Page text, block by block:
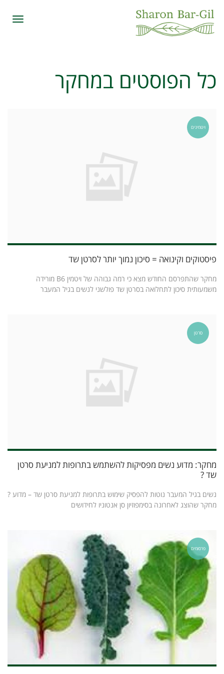
כל הפוסטים במחקר
ויטמינים
פיסטוקים וקינואה = סיכון נמוך יותר לסרטן שד
מחקר שהתפרסם החודש מצא כי רמה גבוהה של ויטמין B6 מורידה
משמעותית סיכון לתחלואה בסרטן שד פולשני לנשים בגיל המעבר
סרטן
מחקר: מדוע נשים מפסיקות להשתמש בתרופות למניעת סרטן
שד ?
נשים בגיל המעבר נוטות להפסיק שימוש בתרופות למניעת סרטן שד – מדוע ?
מחקר שהוצג לאחרונה בסימפוזיון סן אנטוניו לחידושים
פרסומים